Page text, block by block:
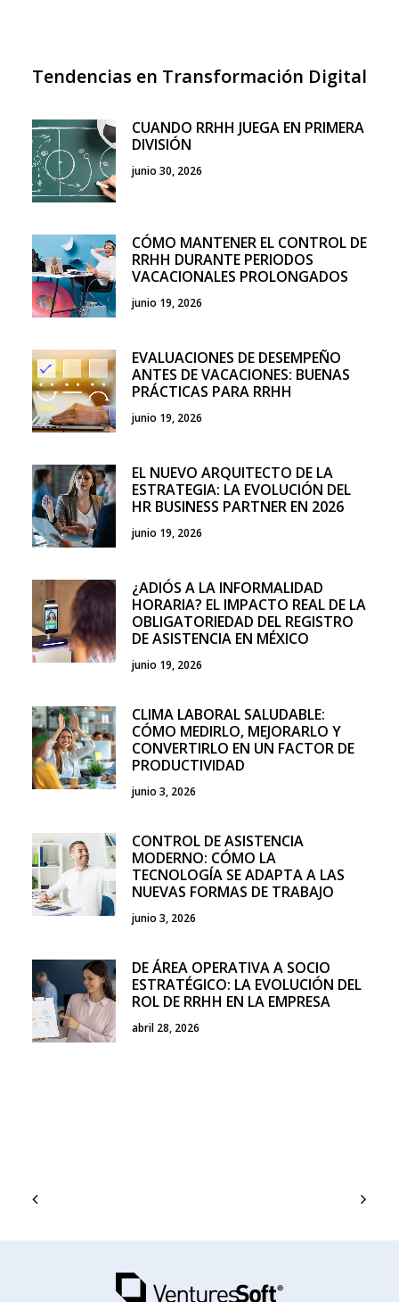
Tendencias en Transformación Digital
CUANDO RRHH JUEGA EN PRIMERA
DIVISIÓN
junio 30, 2026
CÓMO MANTENER EL CONTROL DE
RRHH DURANTE PERIODOS
VACACIONALES PROLONGADOS
junio 19, 2026
EVALUACIONES DE DESEMPEÑO
ANTES DE VACACIONES: BUENAS
PRÁCTICAS PARA RRHH
junio 19, 2026
EL NUEVO ARQUITECTO DE LA
ESTRATEGIA: LA EVOLUCIÓN DEL
HR BUSINESS PARTNER EN 2026
junio 19, 2026
¿ADIÓS A LA INFORMALIDAD
HORARIA? EL IMPACTO REAL DE LA
OBLIGATORIEDAD DEL REGISTRO
DE ASISTENCIA EN MÉXICO
junio 19, 2026
CLIMA LABORAL SALUDABLE:
CÓMO MEDIRLO, MEJORARLO Y
CONVERTIRLO EN UN FACTOR DE
PRODUCTIVIDAD
junio 3, 2026
CONTROL DE ASISTENCIA
MODERNO: CÓMO LA
TECNOLOGÍA SE ADAPTA A LAS
NUEVAS FORMAS DE TRABAJO
junio 3, 2026
DE ÁREA OPERATIVA A SOCIO
ESTRATÉGICO: LA EVOLUCIÓN DEL
ROL DE RRHH EN LA EMPRESA
abril 28, 2026